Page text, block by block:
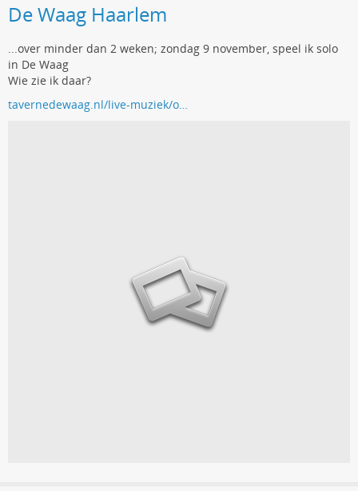
De Waag Haarlem
...over minder dan 2 weken; zondag 9 november, speel ik solo
in De Waag
Wie zie ik daar?
tavernedewaag.nl/live-muziek/o…